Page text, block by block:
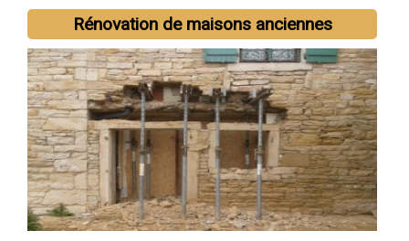
Rénovation de maisons anciennes